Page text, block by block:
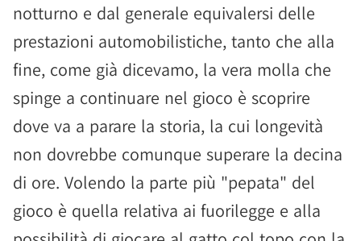
notturno e dal generale equivalersi delle
prestazioni automobilistiche, tanto che alla
fine, come già dicevamo, la vera molla che
spinge a continuare nel gioco è scoprire
dove va a parare la storia, la cui longevità
non dovrebbe comunque superare la decina
di ore. Volendo la parte più "pepata" del
gioco è quella relativa ai fuorilegge e alla